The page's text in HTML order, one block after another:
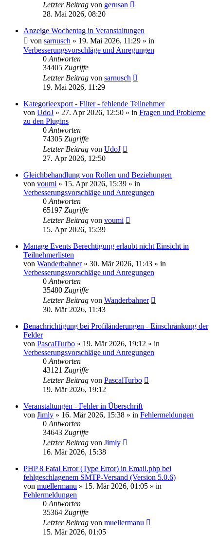
Letzter Beitrag von gerusan
28. Mai 2026, 08:20
Anzeige Wochentag in Veranstaltungen
von sarnusch » 19. Mai 2026, 11:29 » in
Verbesserungsvorschläge und Anregungen
0 Antworten
34405 Zugriffe
Letzter Beitrag von sarnusch
19. Mai 2026, 11:29
Kategorieexport - Filter - fehlende Teilnehmer
von UdoJ » 27. Apr 2026, 12:50 » in Fragen und Probleme
zu den Plugins
0 Antworten
74305 Zugriffe
Letzter Beitrag von UdoJ
27. Apr 2026, 12:50
Gleichbehandlung von Rollen und Beziehungen
von voumi » 15. Apr 2026, 15:39 » in
Verbesserungsvorschläge und Anregungen
0 Antworten
65197 Zugriffe
Letzter Beitrag von voumi
15. Apr 2026, 15:39
Manage Events Berechtigung erlaubt nicht Einsicht in
Teilnehmerlisten
von Wanderbahner» 30. Mär 2026, 11:43 » in
Verbesserungsvorschläge und Anregungen
0 Antworten
35480 Zugriffe
Letzter Beitrag von Wanderbahner
30. Mär 2026, 11:43
Benachrichtigung bei Profiländerungen - Einschränkung der
Felder
von PascalTurbo » 19. Mär 2026, 19:12 » in
Verbesserungsvorschläge und Anregungen
0 Antworten
43121 Zugriffe
Letzter Beitrag von PascalTurbo
19. Mär 2026, 19:12
Veranstaltungen - Fehler in Überschrift
von Jimly » 16. Mär 2026, 15:38 » in Fehlermeldungen
0 Antworten
34643 Zugriffe
Letzter Beitrag von Jimly
16. Mär 2026, 15:38
PHP 8 Fatal Error (Type Error) in Email.php bei
fehlgeschlagenem SMTP-Versand (Version 5.0.6)
von muellermanu » 15. Mär 2026, 01:05 » in
Fehlermeldungen
0 Antworten
35364 Zugriffe
Letzter Beitrag von muellermanu
15. Mär 2026, 01:05